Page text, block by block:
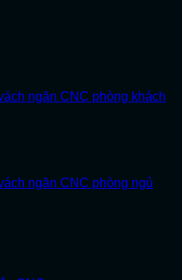
ngăn CNC phòng khách
ngăn CNC phòng ngủ